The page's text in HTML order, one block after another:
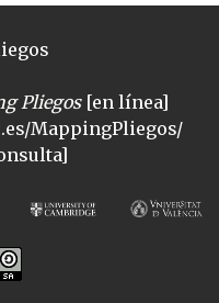
Pliegos[en línea]
MappingPliegos/